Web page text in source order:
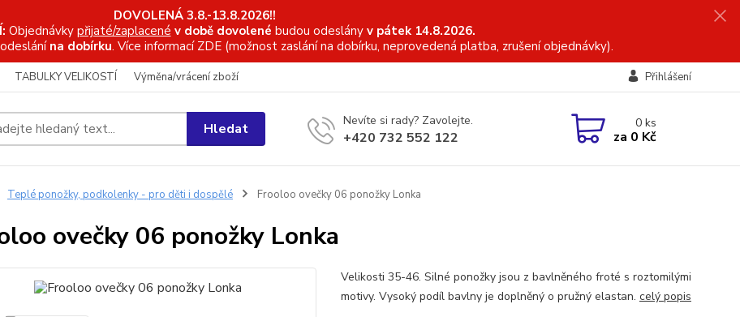
DOVOLENÁ 3.8.-13.8.2026!!
Objednávky přijaté/zaplacené v době dovolené budou odeslány v pátek 14.8.2026.
na dobírku. Více informací ZDE (možnost zaslání na dobírku, neprovedená platba, zrušení objednávky).
TABULKY VELIKOSTÍ Výměna/vrácení zboží Přihlášení
Hledat Nevíte si rady? Zavolejte.
+420 732 552 122
0ks
za 0 Kč
Teplé ponožky, podkolenky - pro děti i dospělé Frooloo ovečky 06 ponožky Lonka
ovečky 06 ponožky Lonka
Velikosti 35-46. Silné ponožky jsou z bavlněného froté s roztomilými
motivy. Vysoký podíl bavlny je doplněný o pružný elastan. celý popis